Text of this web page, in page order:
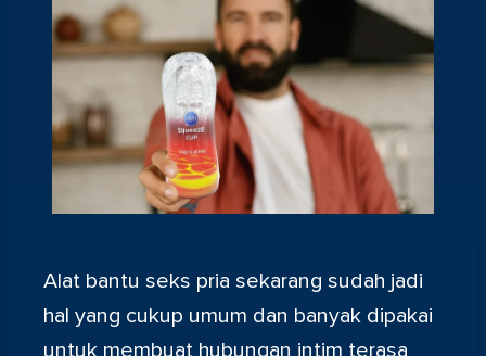
Alat bantu seks pria sekarang sudah jadi
hal yang cukup umum dan banyak dipakai
untuk membuat hubungan intim terasa